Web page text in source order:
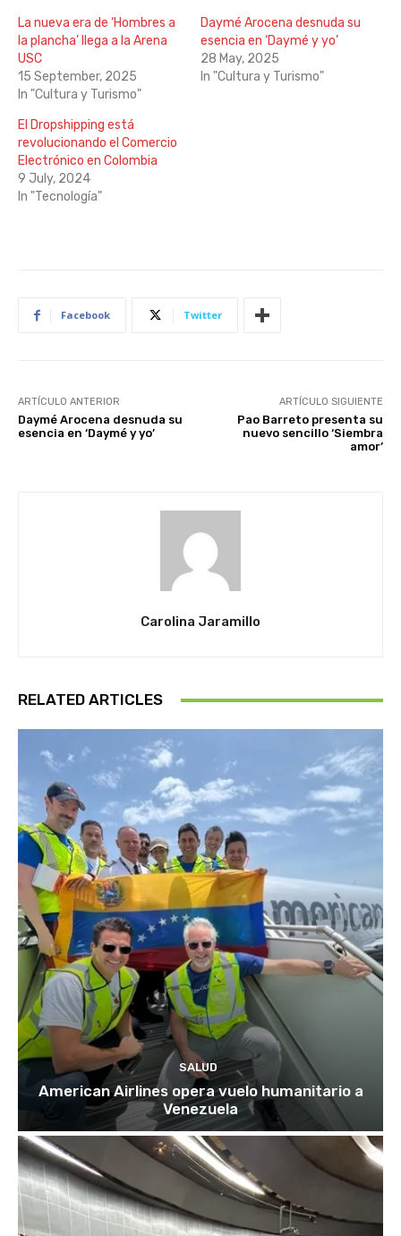
La nueva era de ‘Hombres a
la plancha’ llega a la Arena
USC
15 September, 2025
In "Cultura y Turismo"
Daymé Arocena desnuda su
esencia en ‘Daymé y yo’
28 May, 2025
In "Cultura y Turismo"
El Dropshipping está
revolucionando el Comercio
Electrónico en Colombia
9 July, 2024
In "Tecnología"
Facebook Twitter
ARTÍCULO ANTERIOR
Daymé Arocena desnuda su
esencia en ‘Daymé y yo’
ARTÍCULO SIGUIENTE
Pao Barreto presenta su
nuevo sencillo ‘Siembra
amor’
Carolina Jaramillo
RELATED ARTICLES
SALUD
American Airlines opera vuelo humanitario a
Venezuela